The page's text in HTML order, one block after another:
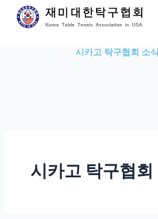
시카고 탁구협회 소식
시카고 탁구협회